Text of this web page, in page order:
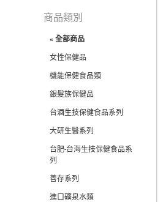
商品類別
« 全部商品
女性保健品
機能保健食品類
銀髮族保健品
台酒生技保健食品系列
大研生醫系列
台肥-台海生技保健食品系
列
善存系列
進口礦泉水類